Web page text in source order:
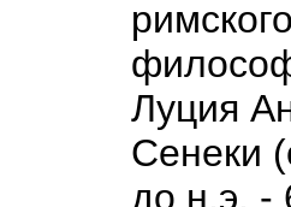
Луция
Сенеки
до н.э. -